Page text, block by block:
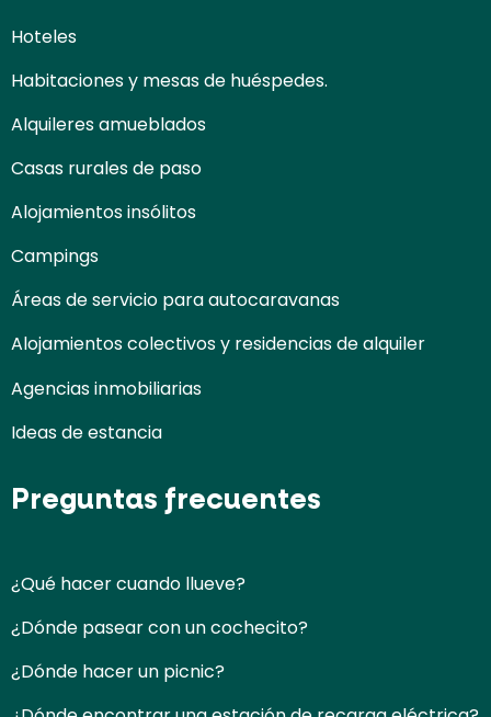
Hoteles
Habitaciones y mesas de huéspedes.
Alquileres amueblados
Casas rurales de paso
Alojamientos insólitos
Campings
Áreas de servicio para autocaravanas
Alojamientos colectivos y residencias de alquiler
Agencias inmobiliarias
Ideas de estancia
Preguntas frecuentes
¿Qué hacer cuando llueve?
¿Dónde pasear con un cochecito?
¿Dónde hacer un picnic?